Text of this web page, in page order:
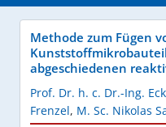
Methode zum Fügen
abgeschiedenen
Prof. Dr. h. c. Dr.-Ing.
Frenzel, M. Sc. Nikolas